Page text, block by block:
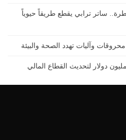
ساتر ترابي يقطع طريقاً حيوياً
وآليات تهدد الصحة والبيئة